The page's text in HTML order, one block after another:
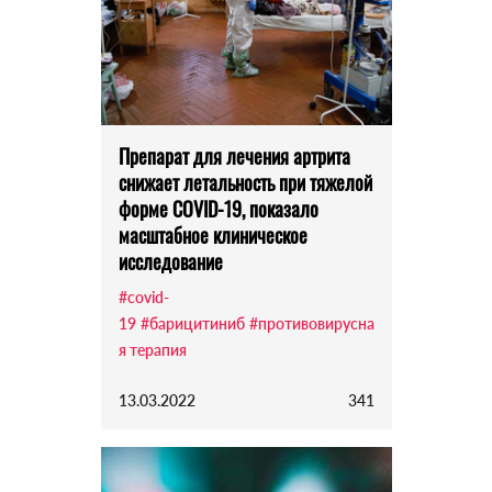
Препарат для лечения артрита
снижает летальность при тяжелой
форме COVID-19, показало
масштабное клиническое
исследование
#covid-
19 #барицитиниб #противовирусна
я терапия
13.03.2022 341